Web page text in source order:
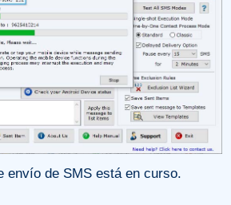
envío de SMS está en curso.